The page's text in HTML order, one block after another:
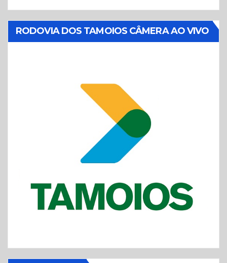
RODOVIA DOS TAMOIOS CÂMERA AO VIVO